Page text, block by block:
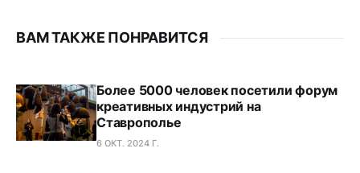
ВАМ ТАКЖЕ ПОНРАВИТСЯ
Более 5000 человек посетили форум
креативных индустрий на
Ставрополье
6 ОКТ. 2024 Г.